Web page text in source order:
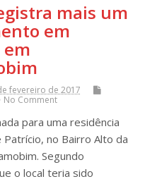
mais um
em
fevereiro de 2017
No Comment
para uma residência
Patrício, no Bairro Alto da
Segundo
o local teria sido